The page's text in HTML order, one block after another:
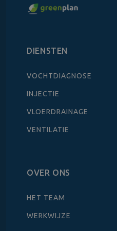
DIENSTEN
VOCHTDIAGNOSE
INJECTIE
VLOERDRAINAGE
VENTILATIE
OVER ONS
HET TEAM
WERKWIJZE